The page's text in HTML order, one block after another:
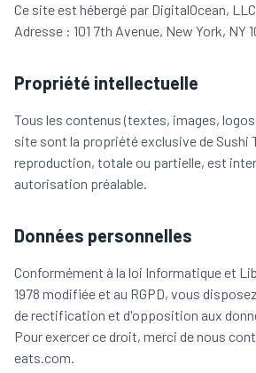
Ce site est hébergé par DigitalOcean, LLC
Adresse : 101 7th Avenue, New York, NY
Propriété intellectuelle
Tous les contenus (textes, images,
site sont la propriété exclusive de Sushi
reproduction, totale ou partielle, est
autorisation préalable.
Données personnelles
Conformément à la loi Informatique et
1978 modifiée et au RGPD, vous
de rectification et d'opposition aux
Pour exercer ce droit, merci de nous
eats.com.